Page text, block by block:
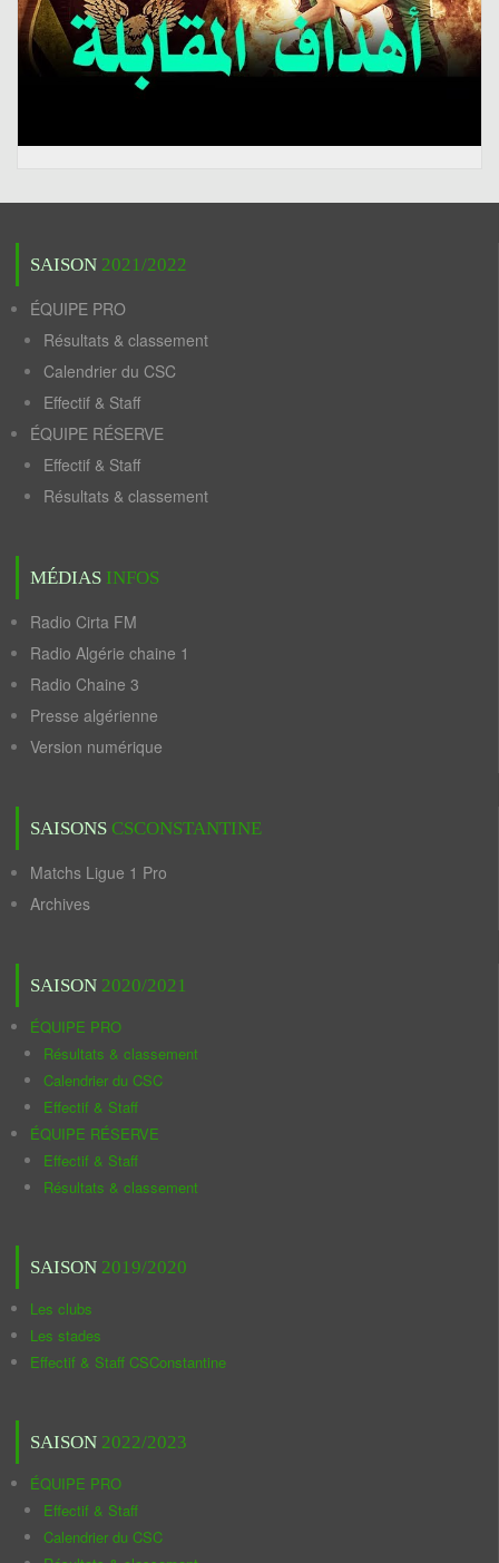
SAISON 2021/2022
ÉQUIPE PRO
Résultats & classement
Calendrier du CSC
Effectif & Staff
ÉQUIPE RÉSERVE
Effectif & Staff
Résultats & classement
MÉDIAS INFOS
Radio Cirta FM
Radio Algérie chaine 1
Radio Chaine 3
Presse algérienne
Version numérique
SAISONS CSCONSTANTINE
Matchs Ligue 1 Pro
Archives
SAISON 2020/2021
ÉQUIPE PRO
Résultats & classement
Calendrier du CSC
Effectif & Staff
ÉQUIPE RÉSERVE
Effectif & Staff
Résultats & classement
SAISON 2019/2020
Les clubs
Les stades
Effectif & Staff CSConstantine
SAISON 2022/2023
ÉQUIPE PRO
Effectif & Staff
Calendrier du CSC